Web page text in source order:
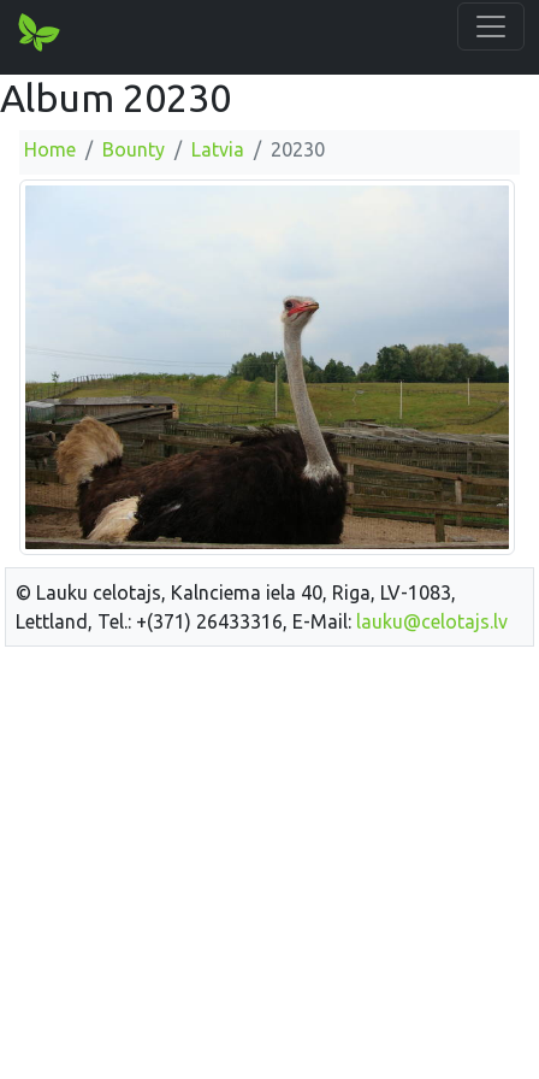
Album 20230
Home Bounty Latvia 20230
© Lauku celotajs, Kalnciema iela 40, Riga, LV-1083,
Lettland, Tel.: +(371) 26433316, E-Mail: lauku@celotajs.lv